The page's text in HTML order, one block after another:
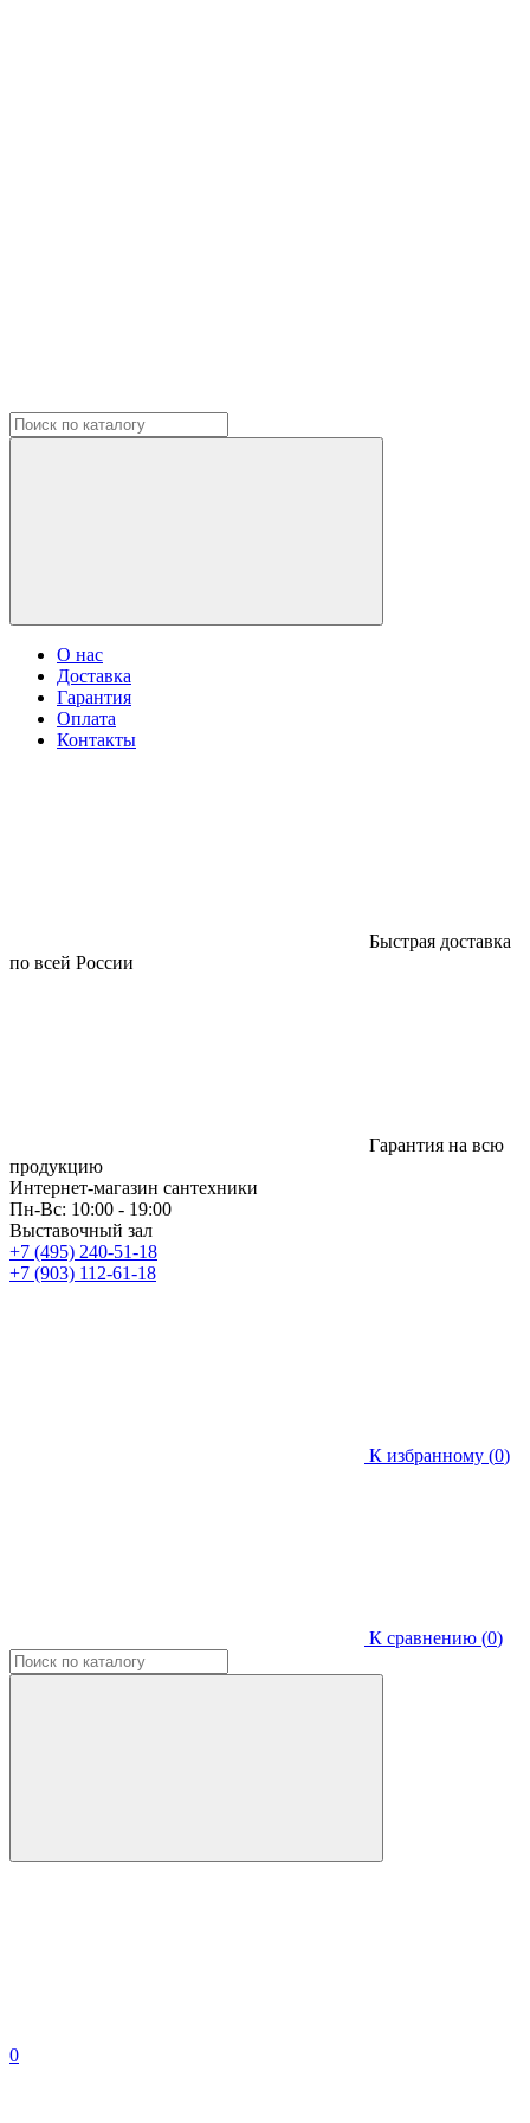
О нас
Доставка
Гарантия
Оплата
Контакты
Быстрая доставка
по всей России
Гарантия на всю
продукцию
Интернет-магазин сантехники
Пн-Вс: 10:00 - 19:00
Выставочный зал
+7 (495) 240-51-18
+7 (903) 112-61-18
К избранному (0)
К сравнению (0)
0